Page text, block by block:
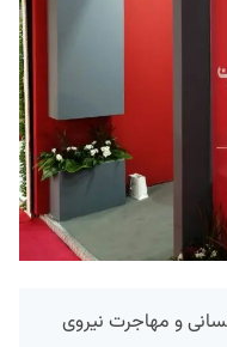
و مهاجرت نیروی